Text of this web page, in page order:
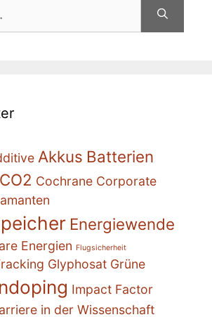
Akkus Batterien
CO2 Cochrane Corporate
Energiewende
Energien Flugsicherheit
Glyphosat Grüne
Impact Factor
in der Wissenschaft